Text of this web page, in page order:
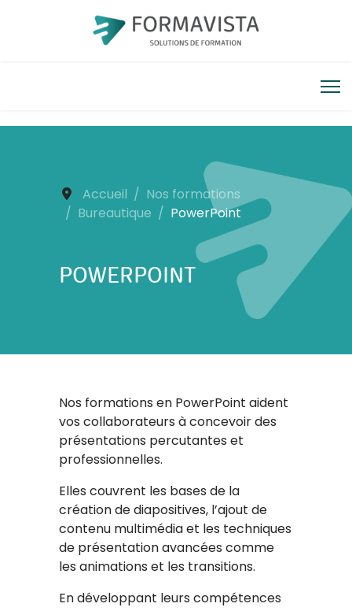
Accueil
Nos formations
Bureautique
PowerPoint
POWERPOINT
Nos formations en PowerPoint aident
vos collaborateurs à concevoir des
présentations percutantes et
professionnelles.
Elles couvrent les bases de la
création de diapositives, l’ajout de
contenu multimédia et les techniques
de présentation avancées comme
les animations et les transitions.
En développant leurs compétences